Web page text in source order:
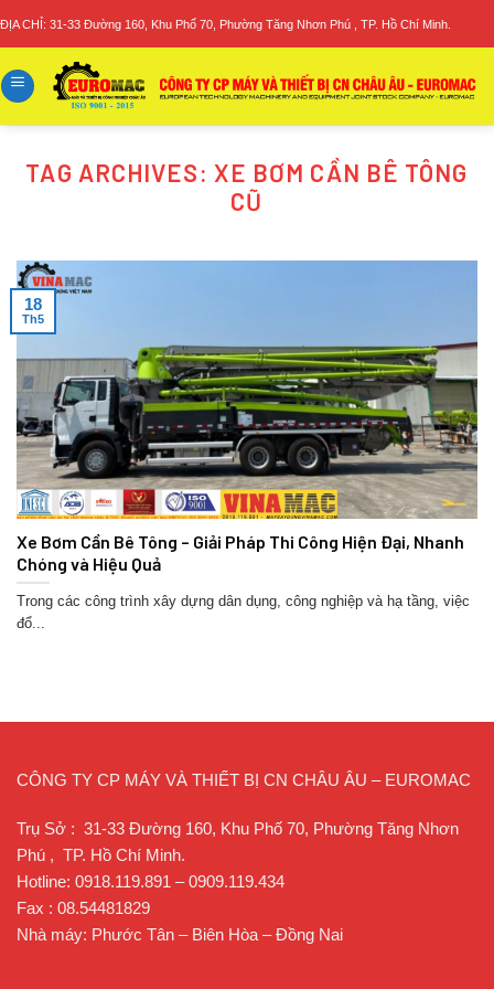
ĐỊA CHỈ: 31-33 Đường 160, Khu Phố 70, Phường Tăng Nhơn Phú , TP. Hồ Chí Minh.
TAG ARCHIVES: XE BƠM CẦN BÊ TÔNG
CŨ
Xe Bơm Cần Bê Tông – Giải Pháp Thi Công Hiện Đại, Nhanh
Chóng và Hiệu Quả
Trong các công trình xây dựng dân dụng, công nghiệp và hạ tầng, việc
đổ...
18
Th5
CÔNG TY CP MÁY VÀ THIẾT BỊ CN CHÂU ÂU – EUROMAC
Trụ Sở : 31-33 Đường 160, Khu Phố 70, Phường Tăng Nhơn
Phú , TP. Hồ Chí Minh.
Hotline: 0918.119.891 – 0909.119.434
Fax : 08.54481829
Nhà máy: Phước Tân – Biên Hòa – Đồng Nai